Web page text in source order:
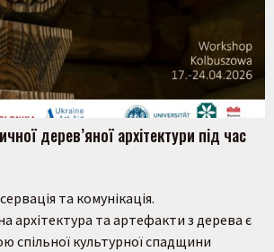
дерев’яної архітектури під час
та комунікація.
архітектура та артефакти з дерева є
спільної культурної спадщини